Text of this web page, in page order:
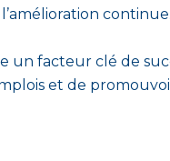
un facteur clé de
et de